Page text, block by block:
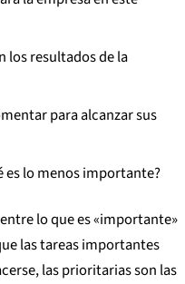
los resultados de la
para alcanzar sus
es lo menos importante?
lo que es «importante»
las tareas importantes
las prioritarias son las